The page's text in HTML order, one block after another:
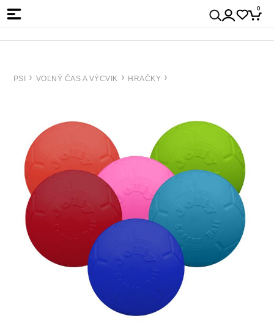
0
PSI VOĽNÝ ČAS A VÝCVIK HRAČKY